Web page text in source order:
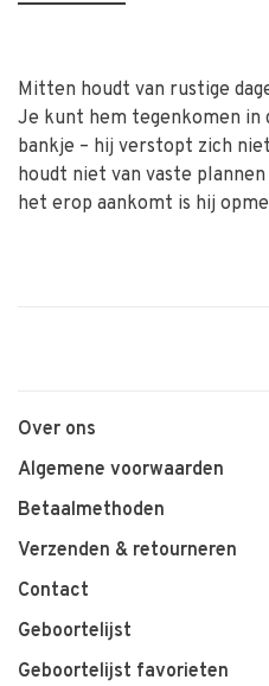
Mitten houdt van rustige
Je kunt hem tegenkomen in
bankje – hij verstopt zich
houdt niet van vaste
het erop aankomt is hij
Over ons
Algemene voorwaarden
Betaalmethoden
Verzenden & retourneren
Contact
Geboortelijst
Geboortelijst favorieten